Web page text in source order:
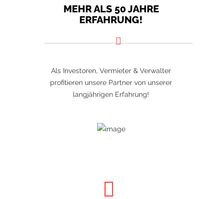
MEHR ALS 50 JAHRE
ERFAHRUNG!
Als Investoren, Vermieter & Verwalter
profitieren unsere Partner von unserer
langjährigen Erfahrung!